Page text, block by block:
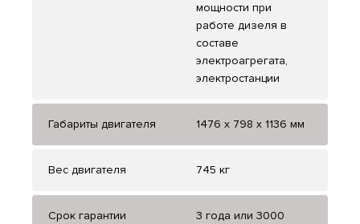
мощности при
работе дизеля в
составе
электроагрегата,
электростанции
Габариты двигателя 1476 х 798 х 1136 мм
Вес двигателя 745 кг
Срок гарантии
3 года или 3000